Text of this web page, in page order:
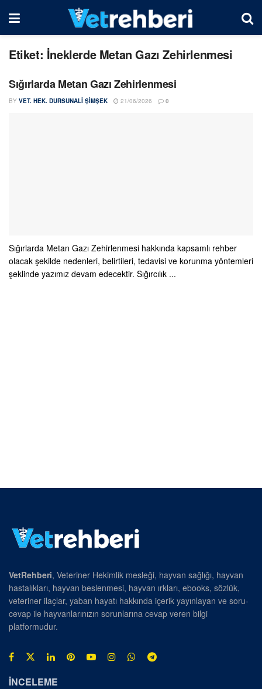
Etiket: İneklerde Metan Gazı Zehirlenmesi
Sığırlarda Metan Gazı Zehirlenmesi
BY VET. HEK. DURSUNALI ŞIMŞEK 21/06/2026 0
Sığırlarda Metan Gazı Zehirlenmesi hakkında kapsamlı rehber
olacak şekilde nedenleri, belirtileri, tedavisi ve korunma yöntemleri
şeklinde yazımız devam edecektir. Sığırcılık ...
VetRehberi, Veteriner Hekimlik mesleği, hayvan sağlığı, hayvan
hastalıkları, hayvan beslenmesi, hayvan ırkları, ebooks, sözlük,
veteriner ilaçlar, yaban hayatı hakkında içerik yayınlayan ve soru-
cevap ile hayvanlarınızın sorunlarına cevap veren bilgi
platformudur.
İNCELEME